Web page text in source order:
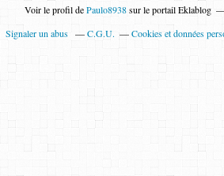
Voir le profil dePaulo8938sur le portail Eklablog
Signaler un abus
C.G.U. Cookies et données